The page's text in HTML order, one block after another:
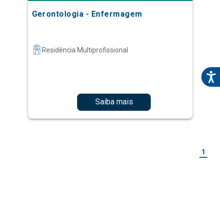
Gerontologia - Enfermagem
Residência Multiprofissional
Saiba mais
1